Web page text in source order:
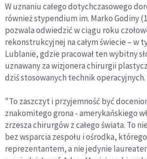
W uznaniu całego dotychczasowego
również stypendium im. Marko Godiny
pozwala odwiedzić w ciągu roku
rekonstrukcyjnej na całym świecie – w
Lublanie, gdzie pracował ten wybitny
uznawany za wizjonera chirurgii
dziś stosowanych technik operacyjnych.
"To zaszczyt i przyjemność być
znakomitego grona - amerykańskiego
zrzesza chirurgów z całego świata. To
bez wsparcia zespołu i ośrodka,
reprezentantem, a nie jedynie